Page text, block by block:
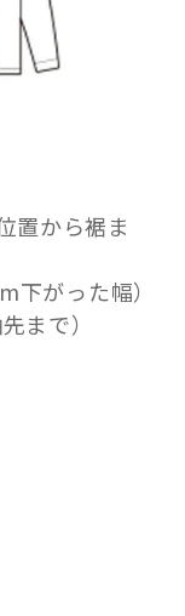
置から裾ま
がった幅）
まで）